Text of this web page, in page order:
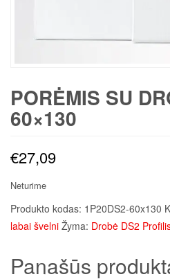
PORĖMIS SU
60×130
€27,09
Neturime
Produkto kodas: 1P20DS2-60x130
labai švelni Žyma: Drobė DS2
Panašūs